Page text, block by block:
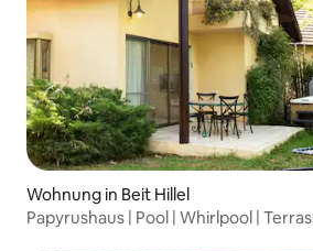
Wohnung in Beit Hillel
Papyrushaus | Pool | Whirlpool |